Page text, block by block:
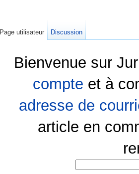
Bienvenue sur
compte et à
adresse de
article en
Page utilisateur Discussion